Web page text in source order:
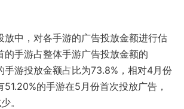
放中，对各手游的广告投放金额进行估
的手游占整体手游广告投放金额的
游投放金额占比为73.8%，相对4月份
的手游在5月份首次投放广告，
。